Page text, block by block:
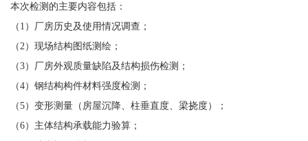
本次检测的主要内容包括：
（1）厂房历史及使用情况调查；
（2）现场结构图纸测绘；
（3）厂房外观质量缺陷及结构损伤检测；
（4）钢结构构件材料强度检测；
（5）变形测量（房屋沉降、柱垂直度、梁挠度）；
（6）主体结构承载能力验算；